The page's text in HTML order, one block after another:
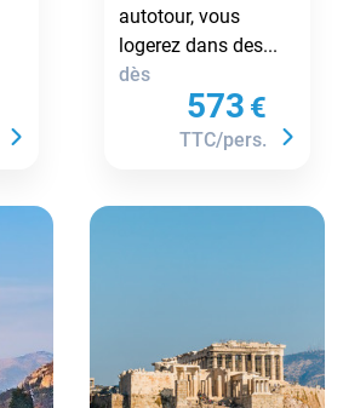
autotour, vous
logerez dans des...
dès
573 €
TTC/pers.